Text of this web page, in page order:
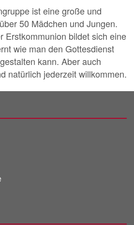
ist eine große und
50 Mädchen und Jungen.
Erstkommunion bildet sich eine
wie man den Gottesdienst
kann. Aber auch
natürlich jederzeit willkommen.